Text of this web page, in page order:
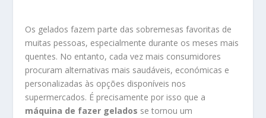
Os gelados fazem parte das sobremesas favoritas de
muitas pessoas, especialmente durante os meses mais
quentes. No entanto, cada vez mais consumidores
procuram alternativas mais saudáveis, económicas e
personalizadas às opções disponíveis nos
supermercados. É precisamente por isso que a
máquina de fazer gelados se tornou um